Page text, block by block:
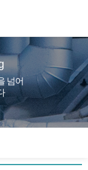
넘어